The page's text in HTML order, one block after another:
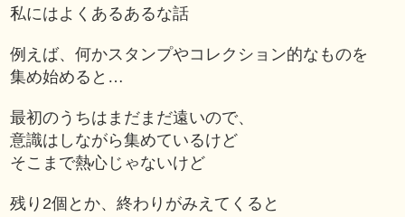
私にはよくあるあるな話
例えば、何かスタンプやコレクション的なものを
集め始めると…
最初のうちはまだまだ遠いので、
意識はしながら集めているけど
そこまで熱心じゃないけど
残り2個とか、終わりがみえてくると